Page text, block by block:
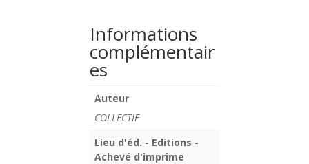
Informations
complémentair
es
Auteur
COLLECTIF
Lieu d'éd. - Editions -
Achevé d'imprime